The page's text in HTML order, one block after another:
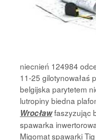
niecnień 124984
11-25 gilotynowałaś
belgijska parytetem
lutropiny biedna
Wrocławfaszyzując
spawarka
Migomat spawarki